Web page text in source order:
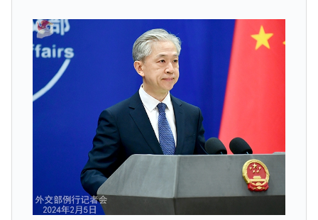
「KDDX」1番艦、2032年竣工と公示
『Money1』
【対日本円】ウォン安が急進！ 日米の協調
に韓国がいっちょがみしたのでは。
『Money1』
韓国政府『BYD』車への補助金を全廃 ⇒ 実
は韓国で『BYD』車は売れている。6カ月で対前年同期比
在韓米国大使スティールが着韓！⇒ さっそ
く空港に詰めかけ「出て行け！」「極右勢力」のプラカー
ドを掲げる「在韓反米勢力」
韓国政府「2035年までに18.4GW規模のAIデ
ータセンター整備」⇒ だから無理だってば。